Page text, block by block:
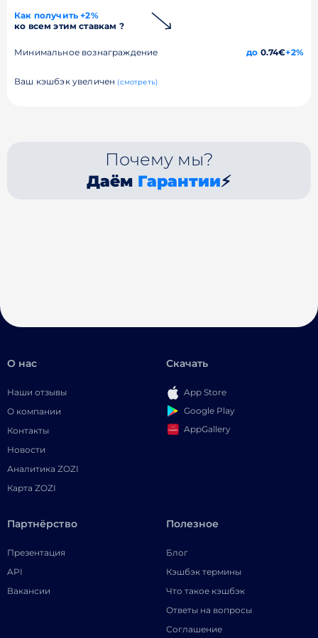
Как получить +2%
ко всем этим ставкам ?
Минимальное вознаграждение до 0.74€+2%
Ваш кэшбэк увеличен (смотреть)
Почему мы?
Даём Гарантии⚡
О нас
Наши отзывы
О компании
Контакты
Новости
Аналитика ZOZI
Карта ZOZI
Скачать
App Store
Google Play
AppGallery
Партнёрство
Презентация
API
Вакансии
Полезное
Блог
Кэшбэк термины
Что такое кэшбэк
Ответы на вопросы
Соглашение